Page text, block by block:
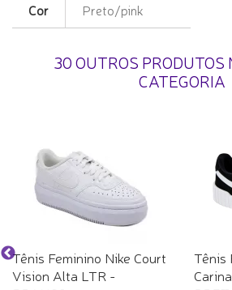
Cor Preto/pink
30 OUTROS
CATEGORIA
Tênis Feminino Nike Court
Vision Alta LTR -
Tênis